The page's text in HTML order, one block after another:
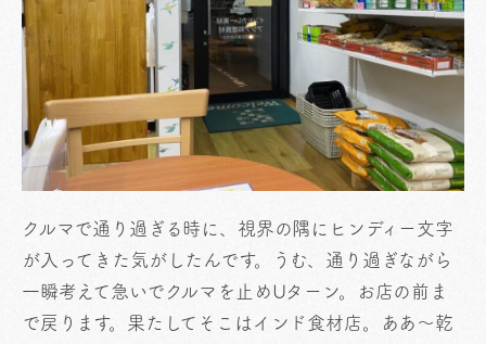
クルマで通り過ぎる時に、視界の隅にヒンディー文字
が入ってきた気がしたんです。うむ、通り過ぎながら
一瞬考えて急いでクルマを止めUターン。お店の前ま
で戻ります。果たしてそこはインド食材店。ああ〜乾